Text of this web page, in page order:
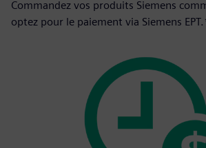
Commandez vos produits Siemens
optez pour le paiement via Siemens